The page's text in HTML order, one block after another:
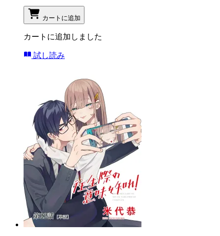
カートに追加
カートに追加しました
試し読み